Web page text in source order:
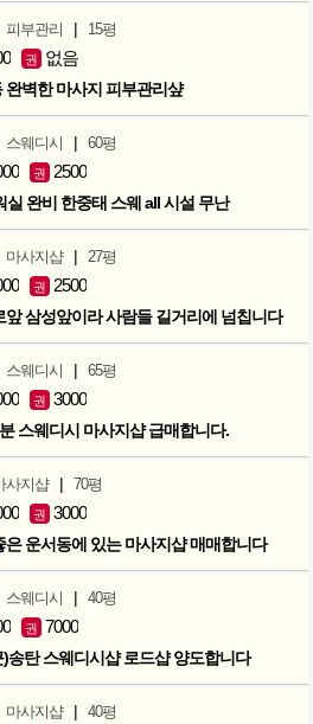
피부관리 | 15평
권 없음
완벽한 마사지 피부관리샾
스웨디시 | 60평
권 2500
실 완비 한중태 스웨 all 시설 무난
마사지샵 | 27평
권 2500
앞 삼성앞이라 사람들 길거리에 넘칩니다
스웨디시 | 65평
권 3000
스웨디시 마사지샵 급매합니다.
사지샵 | 70평
권 3000
은 운서동에 있는 마사지샵 매매합니다
스웨디시 | 40평
권 7000
송탄 스웨디시샵 로드샵 양도합니다
마사지샵 | 40평